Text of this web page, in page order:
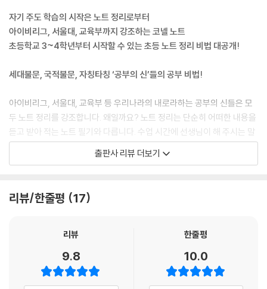
5-2 《역사》 영역
Ⅰ. 옛 사람들의 삶과 문화
(1) 고조선의 건국과 발전 과정에 대해 알아볼까요?
(3) 신라의 삼국 통일 과정과 발해의 발전 과정을 알아볼까요?
《과학》
4-2 《지구와 우주》 영역
2. 화산 활동으로 생긴 화강암과 현무암은 어떤 특징이 있을까요?
2. 전지의 수에 따라 전구의 밝기는 어떻게 변할까요?
자기 주도 학습의 시작은 노트 정리로부터
아이비리그, 서울대, 교육부까지 강조하는 코넬 노트
초등학교 3~4학년부터 시작할 수 있는 초등 노트 정리 비법 대공개!
세대불문, 국적불문, 자칭타칭 ‘공부의 신’들의 공부 비법!
아이비리그, 서울대, 교육부 등 우리나라의 내로라하는 공부의 신들은 모
두 노트 정리를 강조합니다. 왜일까요? 노트 정리는 단순히 어떠한 내용을
듣고 받아 적는 노트 필기와 다릅니다. 수업 시간에 선생님이 해 주시는 말
씀을 듣고, 교과서 텍스트를 읽은 후 그 안에서 스스로 핵심 단어와 핵심 문
장을 찾아내 체계적으로 노트에 정리하는 것이 진정한 노트 정리입니다.
습 능력이 길러지는 것이지요. 이것이 모든 공부의 신들이 노트 정리를 강
글밥이 많은 텍스트를 접하게 되는 초등학교 3~4학년 때부터 노트 정리
출판사 리뷰 더보기
리뷰/한줄평 17
리뷰
9.8
한줄평
10.0